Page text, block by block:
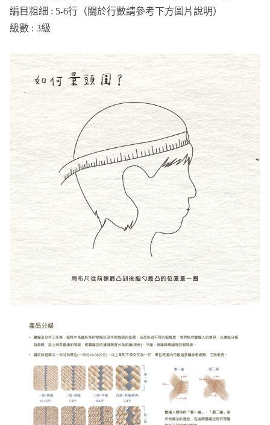
編目粗細 : 5-6行（關於行數請參考下方圖片說明）
級數 : 3級